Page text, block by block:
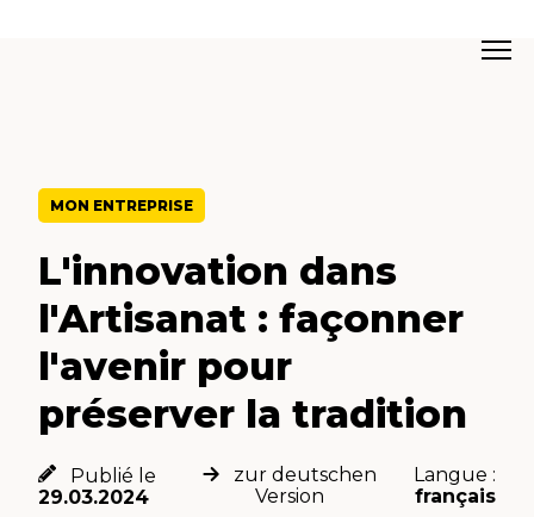
MON ENTREPRISE
L'innovation dans
l'Artisanat : façonner
l'avenir pour
préserver la tradition
Publié le
29.03.2024
zur deutschen
Version
Langue :
français